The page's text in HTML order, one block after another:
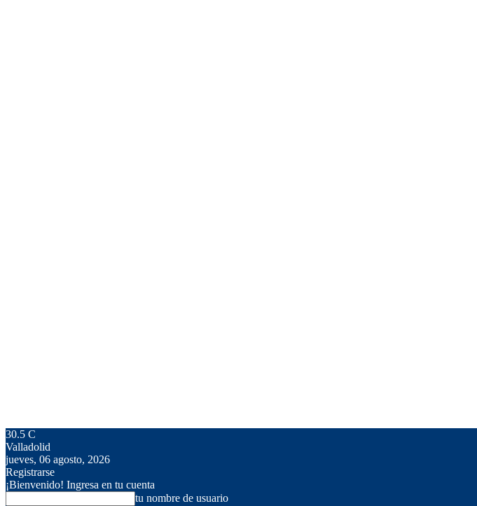
30.5 C
Valladolid
jueves, 06 agosto, 2026
Registrarse
¡Bienvenido! Ingresa en tu cuenta
tu nombre de usuario